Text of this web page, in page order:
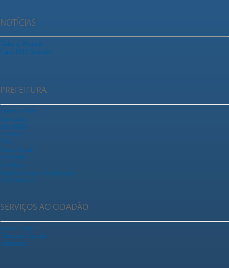
NOTÍCIAS
Todas as Notícias
Canal PMA Youtube
PREFEITURA
Prefeito e Vice
Secretarias
ARAPREV
SAEMA
TCA
Fundo Social
Legislação
Ouvidoria
Registrar Acesso a Informação
Fale Conosco
SERVIÇOS AO CIDADÃO
Ganha Tempo
Tributação Fazenda
Urbanismo